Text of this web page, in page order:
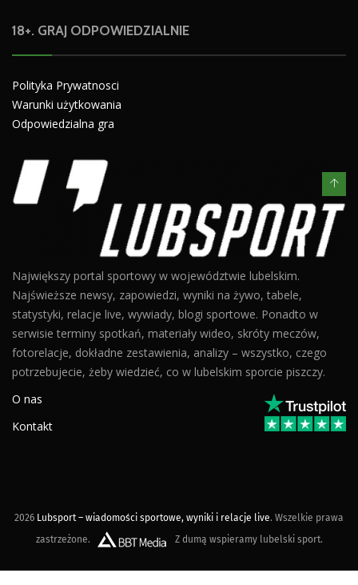
18+. GRAJ ODPOWIEDZIALNIE
Polityka Prywatnosci
Warunki użytkowania
Odpowiedzialna gra
Największy portal sportowy w województwie lubelskim.
Najświeższe newsy, zapowiedzi, wyniki na żywo, tabele,
statystyki, relacje live, wywiady, blogi sportowe. Ponadto w
serwisie terminy spotkań, materiały wideo, skróty meczów,
fotorelacje, dokładne zestawienia, analizy – wszystko, czego
potrzebujecie, żeby wiedzieć, co w lubelskim sporcie piszczy.
O nas
Kontakt
2026 Lubsport – wiadomości sportowe, wyniki i relacje live. Wszelkie prawa
zastrzeżone.
Z dumą wspieramy lubelski sport.